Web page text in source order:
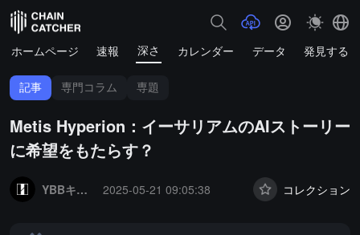
ホームページ 速報 深さ カレンダー データ 発見する
記事 専門コラム 専題
Metis Hyperion：イーサリアムのAIストーリー
に希望をもたらす？
YBBキャピタル
2025-05-21 09:05:38 コレクション